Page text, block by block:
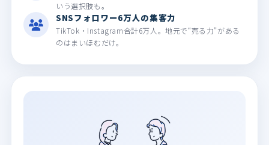
いう選択肢も。
SNSフォロワー6万人の集客力
TikTok・Instagram合計6万人。地元で“売る力”がある
のはまいほむだけ。